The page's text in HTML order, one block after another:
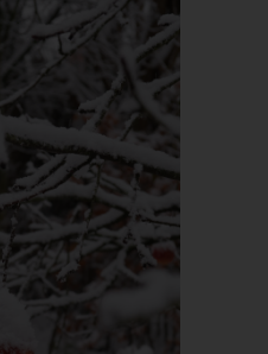
System auf unsere
Referrer), (4) die
zugreifendes System auf
werden, (5) das Datum und
(6) eine Internet-
der Internet-Service-
und (8) sonstige ähnliche
Gefahrenabwehr im Falle von
Systeme
Daten und Informationen
die betroffene Person.
benötigt, um (1) die